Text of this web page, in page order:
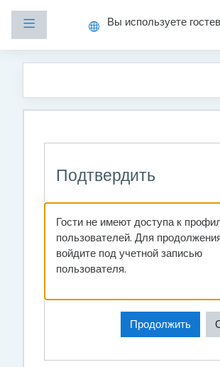
Боковая панельВы используете
Подтвердить
Гости не имеют доступа к
пользователей. Для
войдите под учетной записью
пользователя.
Продолжить